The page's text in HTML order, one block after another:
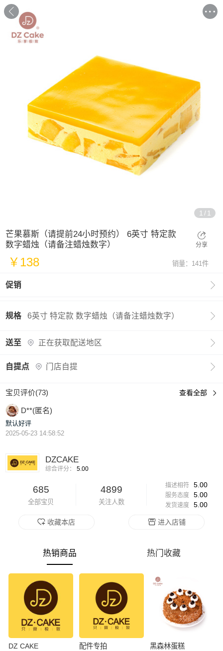
1 / 1
芒果慕斯（请提前24小时预约） 6英寸 特定款
数字蜡烛（请备注蜡烛数字）
分享
￥138 销量：141件
促销 
规格 6英寸 特定款 数字蜡烛（请备注蜡烛数字） 
送至 正在获取配送地区 
自提点 门店自提 
宝贝评价(73) 查看全部 
D**(匿名)
默认好评
2025-05-23 14:58:52
DZCAKE
综合评分：5.00
685
全部宝贝
4899
关注人数
描述相符 5.00
服务态度 5.00
发货速度 5.00
收藏本店 进入店铺
热销商品 热门收藏
DZ CAKE 配件专拍 黑森林蛋糕